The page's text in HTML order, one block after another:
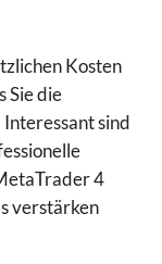
Kosten
Sie die
sind
4
verstärken